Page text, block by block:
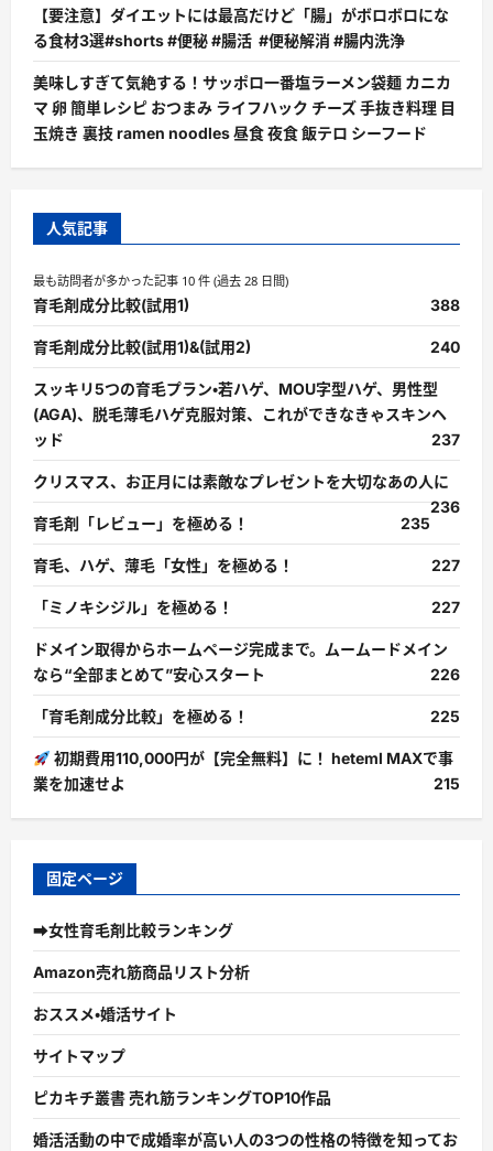
【要注意】ダイエットには最高だけど「腸」がボロボロにな
る食材3選#shorts #便秘 #腸活 #便秘解消 #腸内洗浄
美味しすぎて気絶する！サッポロ一番塩ラーメン袋麺 カニカ
マ 卵 簡単レシピ おつまみ ライフハック チーズ 手抜き料理 目
玉焼き 裏技 ramen noodles 昼食 夜食 飯テロ シーフード
人気記事
最も訪問者が多かった記事 10 件 (過去 28 日間)
育毛剤成分比較(試用1) 388
育毛剤成分比較(試用1)&(試用2) 240
スッキリ5つの育毛プラン・若ハゲ、MOU字型ハゲ、男性型
(AGA)、脱毛薄毛ハゲ克服対策、これができなきゃスキンヘ
ッド
237
クリスマス、お正月には素敵なプレゼントを大切なあの人に
236
育毛剤「レビュー」を極める！
235
育毛、ハゲ、薄毛「女性」を極める！ 227
「ミノキシジル」を極める！ 227
ドメイン取得からホームページ完成まで。ムームードメイン
なら“全部まとめて”安心スタート
226
「育毛剤成分比較」を極める！ 225
初期費用110,000円が【完全無料】に！ heteml MAXで事
業を加速せよ
215
固定ページ
➡女性育毛剤比較ランキング
Amazon売れ筋商品リスト分析
おススメ・婚活サイト
サイトマップ
ピカキチ叢書 売れ筋ランキングTOP10作品
婚活活動の中で成婚率が高い人の3つの性格の特徴を知ってお